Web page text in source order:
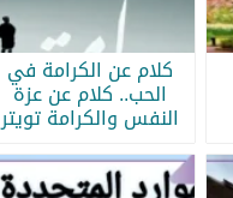
كلام عن الكرامة في
الحب.. كلام عن عزة
النفس والكرامة تويتر